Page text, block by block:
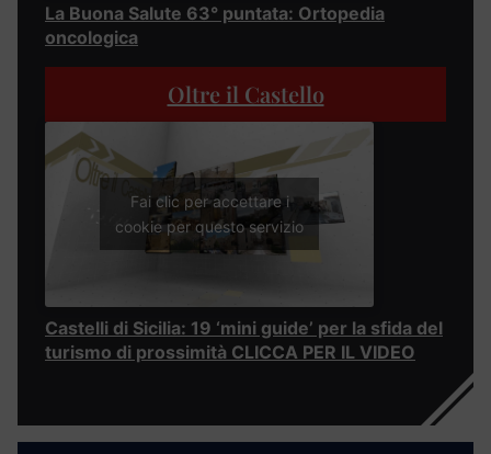
La Buona Salute 63° puntata: Ortopedia
oncologica
Oltre il Castello
Fai clic per accettare i
cookie per questo servizio
Castelli di Sicilia: 19 ‘mini guide’ per la sfida del
turismo di prossimità CLICCA PER IL VIDEO